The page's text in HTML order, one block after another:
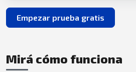
Empezar prueba gratis
Mirá cómo funciona